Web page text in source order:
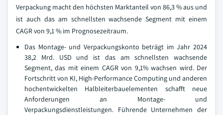
Verpackung macht den höchsten Marktanteil von 86,3 % aus und
ist auch das am schnellsten wachsende Segment mit einem
CAGR von 9,1 % im Prognosezeitraum.
Das Montage- und Verpackungskonto beträgt im Jahr 2024
38,2 Mrd. USD und ist das am schnellsten wachsende
Segment, das mit einem CAGR von 9,1% wachsen wird. Der
Fortschritt von KI, High-Performance Computing und anderen
hochentwickelten Halbleiterbauelementen schafft neue
Anforderungen an Montage- und
Verpackungsdienstleistungen. Führende Unternehmen der